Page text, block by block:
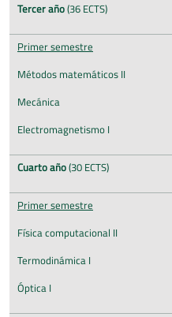
Tercer año(36 ECTS)
Primer semestre
Métodos matemáticos II
Mecánica
Electromagnetismo I
Cuarto año(30 ECTS)
Primer semestre
Física computacional II
Termodinámica I
Óptica I